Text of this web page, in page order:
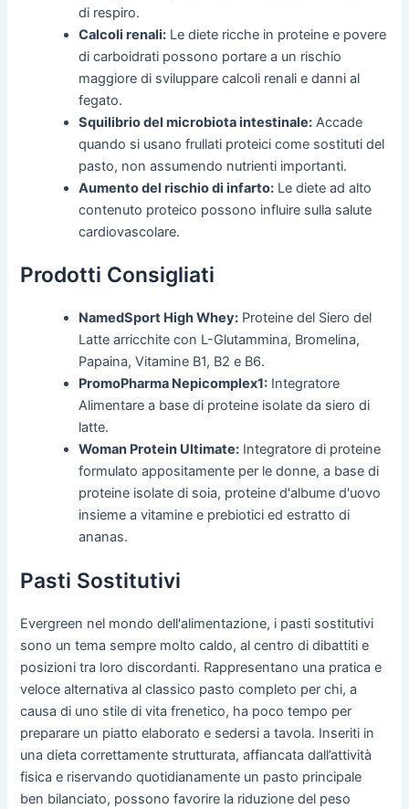
di respiro.
Calcoli renali: Le diete ricche in proteine e povere
di carboidrati possono portare a un rischio
maggiore di sviluppare calcoli renali e danni al
fegato.
Squilibrio del microbiota intestinale: Accade
quando si usano frullati proteici come sostituti del
pasto, non assumendo nutrienti importanti.
Aumento del rischio di infarto: Le diete ad alto
contenuto proteico possono influire sulla salute
cardiovascolare.
Prodotti Consigliati
NamedSport High Whey: Proteine del Siero del
Latte arricchite con L-Glutammina, Bromelina,
Papaina, Vitamine B1, B2 e B6.
PromoPharma Nepicomplex1: Integratore
Alimentare a base di proteine isolate da siero di
latte.
Woman Protein Ultimate: Integratore di proteine
formulato appositamente per le donne, a base di
proteine isolate di soia, proteine d'albume d'uovo
insieme a vitamine e prebiotici ed estratto di
ananas.
Pasti Sostitutivi
Evergreen nel mondo dell'alimentazione, i pasti sostitutivi
sono un tema sempre molto caldo, al centro di dibattiti e
posizioni tra loro discordanti. Rappresentano una pratica e
veloce alternativa al classico pasto completo per chi, a
causa di uno stile di vita frenetico, ha poco tempo per
preparare un piatto elaborato e sedersi a tavola. Inseriti in
una dieta correttamente strutturata, affiancata dall’attività
fisica e riservando quotidianamente un pasto principale
ben bilanciato, possono favorire la riduzione del peso